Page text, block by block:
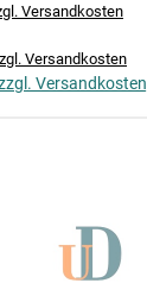
Versandkosten
Versandkosten
Versandkosten